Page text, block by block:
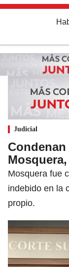
Judicial
Mosquera fue
indebido en la
propio.